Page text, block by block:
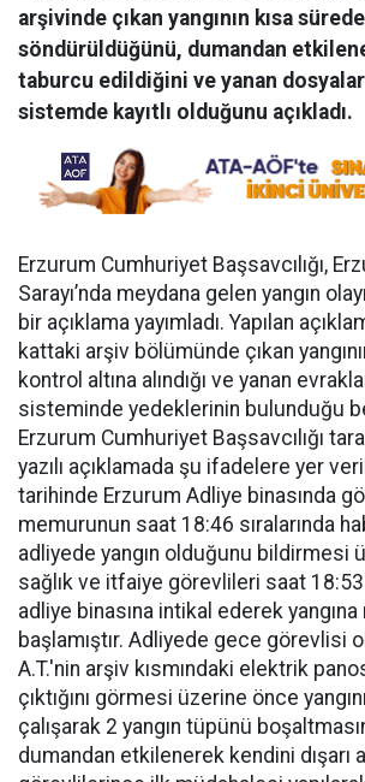
arşivinde çıkan yangının kısa sürede
söndürüldüğünü, dumandan
taburcu edildiğini ve yanan
sistemde kayıtlı olduğunu açıkladı.
Erzurum Cumhuriyet Başsavcılığı,
Sarayı’nda meydana gelen yangın
bir açıklama yayımladı. Yapılan
kattaki arşiv bölümünde çıkan
kontrol altına alındığı ve yanan
sisteminde yedeklerinin bulunduğu
Erzurum Cumhuriyet Başsavcılığı
yazılı açıklamada şu ifadelere yer
tarihinde Erzurum Adliye binasında
memurunun saat 18:46 sıralarında
adliyede yangın olduğunu bildirmesi
sağlık ve itfaiye görevlileri saat 18:53
adliye binasına intikal ederek
başlamıştır. Adliyede gece görevlisi
A.T.'nin arşiv kısmındaki elektrik
çıktığını görmesi üzerine önce
çalışarak 2 yangın tüpünü
dumandan etkilenerek kendini dışarı